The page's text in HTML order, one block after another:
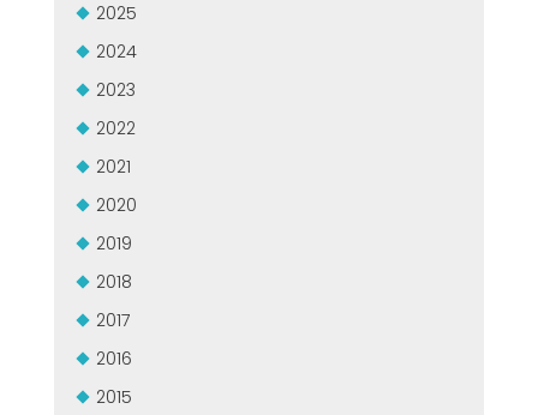
2025
2024
2023
2022
2021
2020
2019
2018
2017
2016
2015